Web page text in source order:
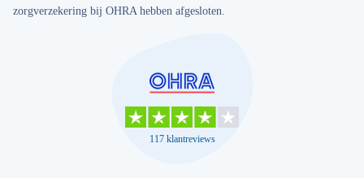
zorgverzekering bij OHRA hebben afgesloten.
117 klantreviews